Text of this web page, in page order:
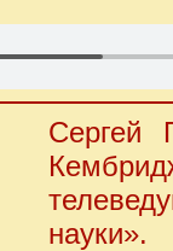
Сергей
науки».